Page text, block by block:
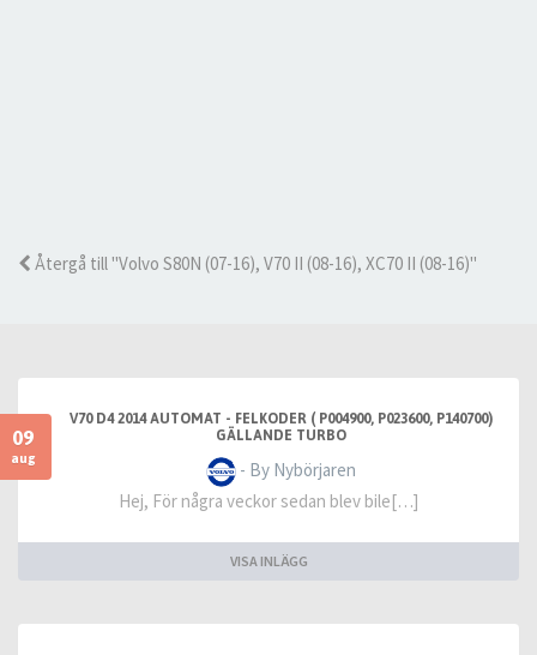
Återgå till "Volvo S80N (07-16), V70 II (08-16), XC70 II (08-16)"
09
aug
V70 D4 2014 AUTOMAT - FELKODER ( P004900, P023600, P140700)
GÄLLANDE TURBO
- By Nybörjaren
Hej, För några veckor sedan blev bile[…]
VISA INLÄGG